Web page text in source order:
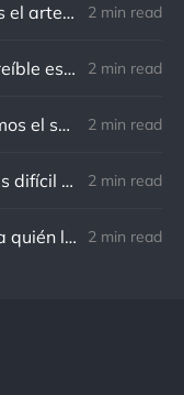
Claridad Mental: Escribir es el arte de calmar y despejar la mente. 2 min read
Charles R. Swindoll: Lo increíble es que cada día podemos elegir la actitud que adoptaremos. 2 min read
Nietzsche: Todos necesitamos el sentido de culpa, pero nadie necesita sentirse culpable. 2 min read
G. Washington: Cuanto más difícil es el conflicto, mayor es el triunfo. 2 min read
Naval: Cuanto más importa quién lo ha dicho, menos importa en realidad 2 min read